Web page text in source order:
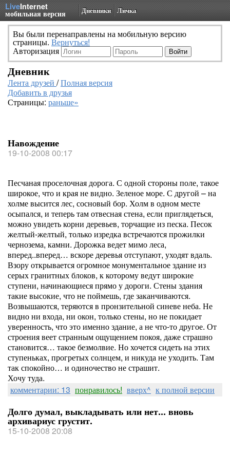
LiveInternet
мобильная версия Дневники Личка
Вы были перенаправлены на мобильную версию
страницы. Вернуться!
Авторизация
Дневник
Лента друзей /Полная версия
Добавить в друзья
Страницы: раньше»
Навождение
19-10-2008 00:17
Песчаная проселочная дорога. С одной стороны поле, такое
широкое, что и края не видно. Зеленое море. С другой – на
холме высится лес, сосновый бор. Холм в одном месте
осыпался, и теперь там отвесная стена, если приглядеться,
можно увидеть корни деревьев, торчащие из песка. Песок
желтый-желтый, только изредка встречаются прожилки
чернозема, камни. Дорожка ведет мимо леса,
вперед..вперед… вскоре деревья отступают, уходят вдаль.
Взору открывается огромное монументальное здание из
серых гранитных блоков, к которому ведут широкие
ступени, начинающиеся прямо у дороги. Стены здания
такие высокие, что не поймешь, где заканчиваются.
Возвышаются, теряются в пронзительной синеве неба. Не
видно ни входа, ни окон, только стены, но не покидает
уверенность, что это именно здание, а не что-то другое. От
строения веет странным ощущением покоя, даже страшно
становится… такое безмолвие. Но хочется сидеть на этих
ступеньках, прогретых солнцем, и никуда не уходить. Там
так спокойно… и одиночество не страшит.
Хочу туда.
комментарии: 13 понравилось! вверх^ к полной версии
Долго думал, выкладывать или нет... вновь
архивариус грустит.
15-10-2008 20:08